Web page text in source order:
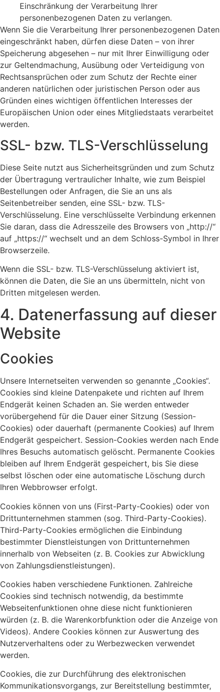
Einschränkung der Verarbeitung Ihrer
personenbezogenen Daten zu verlangen.
Wenn Sie die Verarbeitung Ihrer personenbezogenen Daten
eingeschränkt haben, dürfen diese Daten – von ihrer
Speicherung abgesehen – nur mit Ihrer Einwilligung oder
zur Geltendmachung, Ausübung oder Verteidigung von
Rechtsansprüchen oder zum Schutz der Rechte einer
anderen natürlichen oder juristischen Person oder aus
Gründen eines wichtigen öffentlichen Interesses der
Europäischen Union oder eines Mitgliedstaats verarbeitet
werden.
SSL- bzw. TLS-Verschlüsselung
Diese Seite nutzt aus Sicherheitsgründen und zum Schutz
der Übertragung vertraulicher Inhalte, wie zum Beispiel
Bestellungen oder Anfragen, die Sie an uns als
Seitenbetreiber senden, eine SSL- bzw. TLS-
Verschlüsselung. Eine verschlüsselte Verbindung erkennen
Sie daran, dass die Adresszeile des Browsers von „http://“
auf „https://“ wechselt und an dem Schloss-Symbol in Ihrer
Browserzeile.
Wenn die SSL- bzw. TLS-Verschlüsselung aktiviert ist,
können die Daten, die Sie an uns übermitteln, nicht von
Dritten mitgelesen werden.
4. Datenerfassung auf dieser
Website
Cookies
Unsere Internetseiten verwenden so genannte „Cookies“.
Cookies sind kleine Datenpakete und richten auf Ihrem
Endgerät keinen Schaden an. Sie werden entweder
vorübergehend für die Dauer einer Sitzung (Session-
Cookies) oder dauerhaft (permanente Cookies) auf Ihrem
Endgerät gespeichert. Session-Cookies werden nach Ende
Ihres Besuchs automatisch gelöscht. Permanente Cookies
bleiben auf Ihrem Endgerät gespeichert, bis Sie diese
selbst löschen oder eine automatische Löschung durch
Ihren Webbrowser erfolgt.
Cookies können von uns (First-Party-Cookies) oder von
Drittunternehmen stammen (sog. Third-Party-Cookies).
Third-Party-Cookies ermöglichen die Einbindung
bestimmter Dienstleistungen von Drittunternehmen
innerhalb von Webseiten (z. B. Cookies zur Abwicklung
von Zahlungsdienstleistungen).
Cookies haben verschiedene Funktionen. Zahlreiche
Cookies sind technisch notwendig, da bestimmte
Webseitenfunktionen ohne diese nicht funktionieren
würden (z. B. die Warenkorbfunktion oder die Anzeige von
Videos). Andere Cookies können zur Auswertung des
Nutzerverhaltens oder zu Werbezwecken verwendet
werden.
Cookies, die zur Durchführung des elektronischen
Kommunikationsvorgangs, zur Bereitstellung bestimmter,